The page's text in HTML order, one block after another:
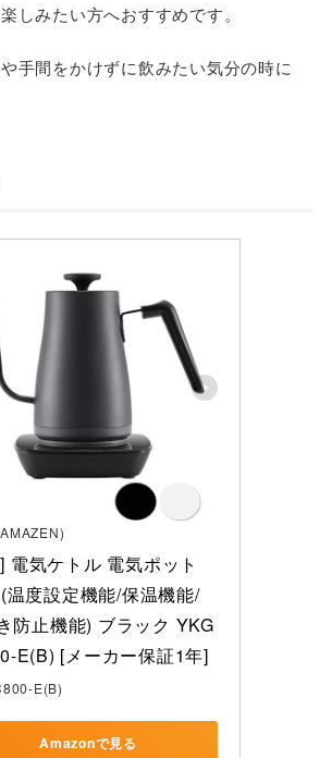
しみたい方へおすすめです。
手間をかけずに飲みたい気分の時に
電気ケトル 電気ポット
温度設定機能/保温機能/
防止機能) ブラック YKG
E(B) [メーカー保証1年]
E(B)
Amazonで見る